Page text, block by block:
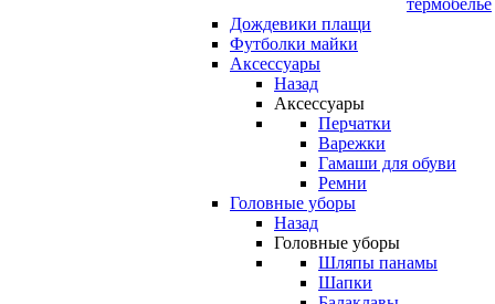
термобелье
Дождевики плащи
Футболки майки
Аксессуары
Назад
Аксессуары
Перчатки
Варежки
Гамаши для обуви
Ремни
Головные уборы
Назад
Головные уборы
Шляпы панамы
Шапки